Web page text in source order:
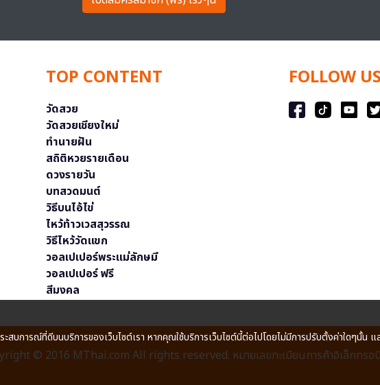
TOP CONTENT
วัดสวย
วัดสวยเชียงใหม่
ทำนายฝัน
สถิติหวยรายเดือน
ดวงรายวัน
บทสวดมนต์
วิธีบนไอ้ไข่
ไหว้ท้าวเวสสุวรรณ
วิธีไหว้วัดแขก
วอลเปเปอร์พระแม่ลักษมี
วอลเปเปอร์ ฟรี
สีมงคล
FOLLOW US
© 2016 MThai.com All rights reserved. หมายเลขทะเบียนการค้าอิเล็กทรอ
บการณ์ที่ดีบนบริการของเว็บไซต์เรา หากคุณใช้บริการเว็บไซต์นี้ต่อไปโดยไม่มีการปรับตั้งค่าใดๆนั้น